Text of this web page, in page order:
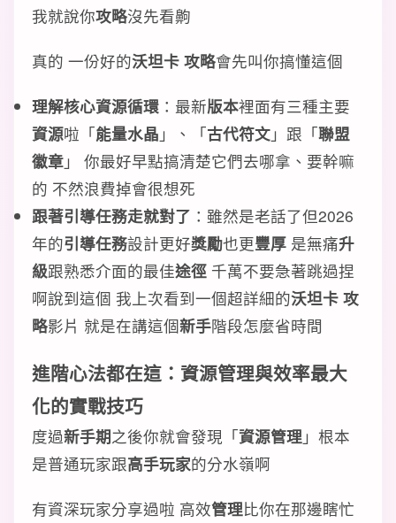
我就說你攻略沒先看齁
真的 一份好的沃坦卡 攻略會先叫你搞懂這個
理解核心資源循環 ：最新版本裡面有三種主要
資源啦「能量水晶 」、「古代符文」跟「聯盟
徽章」 你最好早點搞清楚它們去哪拿、要幹嘛
的 不然浪費掉會很想死
跟著引導任務走就對了 ：雖然是老話了但2026
年的引導任務設計更好獎勵也更豐厚 是無痛升
級跟熟悉介面的最佳途徑 千萬不要急著跳過捏
啊說到這個 我上次看到一個超詳細的沃坦卡 攻
略影片 就是在講這個新手階段怎麼省時間
進階心法都在這： 資源管理與效率最大
化的實戰技巧
度過新手期之後你就會發現「資源管理」根本
是普通玩家跟高手玩家的分水嶺啊
有資深玩家分享過啦 高效管理比你在那邊瞎忙